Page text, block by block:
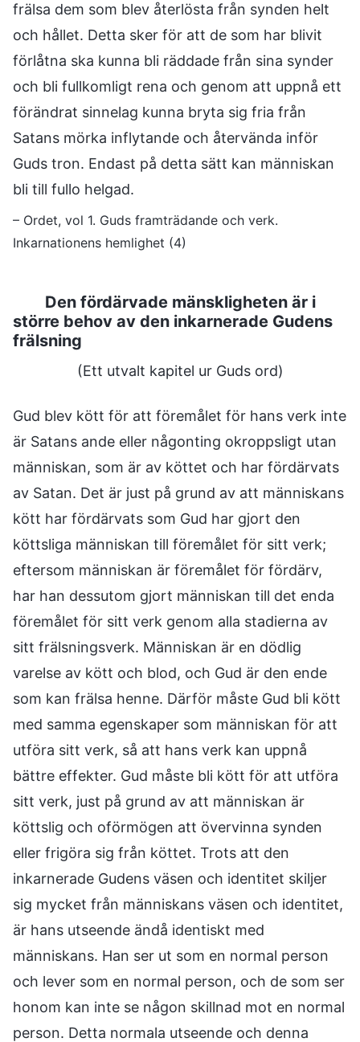
frälsa dem som blev återlösta från synden helt
och hållet. Detta sker för att de som har blivit
förlåtna ska kunna bli räddade från sina synder
och bli fullkomligt rena och genom att uppnå ett
förändrat sinnelag kunna bryta sig fria från
Satans mörka inflytande och återvända inför
Guds tron. Endast på detta sätt kan människan
bli till fullo helgad.
– Ordet, vol 1. Guds framträdande och verk.
Inkarnationens hemlighet (4)
Den fördärvade mänskligheten är i
större behov av den inkarnerade Gudens
frälsning
(Ett utvalt kapitel ur Guds ord)
Gud blev kött för att föremålet för hans verk inte
är Satans ande eller någonting okroppsligt utan
människan, som är av köttet och har fördärvats
av Satan. Det är just på grund av att människans
kött har fördärvats som Gud har gjort den
köttsliga människan till föremålet för sitt verk;
eftersom människan är föremålet för fördärv,
har han dessutom gjort människan till det enda
föremålet för sitt verk genom alla stadierna av
sitt frälsningsverk. Människan är en dödlig
varelse av kött och blod, och Gud är den ende
som kan frälsa henne. Därför måste Gud bli kött
med samma egenskaper som människan för att
utföra sitt verk, så att hans verk kan uppnå
bättre effekter. Gud måste bli kött för att utföra
sitt verk, just på grund av att människan är
köttslig och oförmögen att övervinna synden
eller frigöra sig från köttet. Trots att den
inkarnerade Gudens väsen och identitet skiljer
sig mycket från människans väsen och identitet,
är hans utseende ändå identiskt med
människans. Han ser ut som en normal person
och lever som en normal person, och de som ser
honom kan inte se någon skillnad mot en normal
person. Detta normala utseende och denna